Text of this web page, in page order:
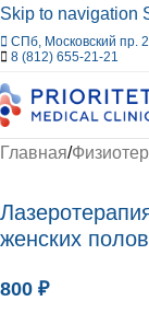
Skip to navigation
СПб, Московский пр.
8 (812) 655-21-21
Главная/
женских
800 ₽